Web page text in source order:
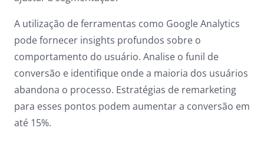
A utilização de ferramentas como Google Analytics
pode fornecer insights profundos sobre o
comportamento do usuário. Analise o funil de
conversão e identifique onde a maioria dos usuários
abandona o processo. Estratégias de remarketing
para esses pontos podem aumentar a conversão em
até 15%.